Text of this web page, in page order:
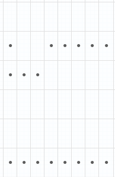
● ● ● ● ● ●
● ● ●
● ● ● ● ● ● ● ●